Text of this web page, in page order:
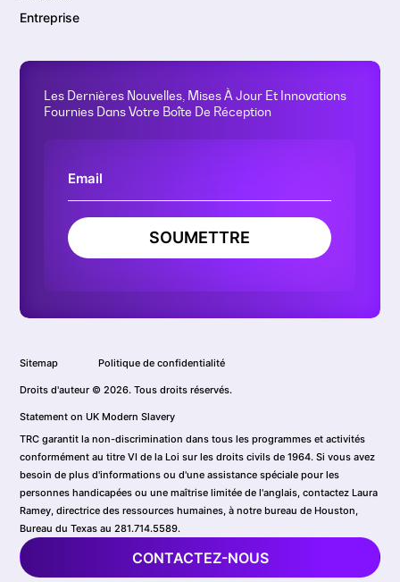
CONTACTEZ-NOUS
Entreprise
Les Dernières Nouvelles, Mises À Jour Et Innovations
Fournies Dans Votre Boîte De Réception
SOUMETTRE
Sitemap Politique de confidentialité
Droits d'auteur © 2026. Tous droits réservés.
Statement on UK Modern Slavery
TRC garantit la non-discrimination dans tous les programmes et activités
conformément au titre VI de la Loi sur les droits civils de 1964. Si vous avez
besoin de plus d'informations ou d'une assistance spéciale pour les
personnes handicapées ou une maîtrise limitée de l'anglais, contactez Laura
Ramey, directrice des ressources humaines, à notre bureau de Houston,
Bureau du Texas au 281.714.5589.